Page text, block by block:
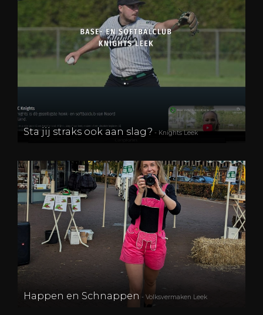
Sta jij straks ook aan slag? - Knights Leek
Happen en Schnappen - Volksvermaken Leek